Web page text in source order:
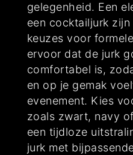
gelegenheid. Een
een cocktailjurk
keuzes voor
ervoor dat de jurk
comfortabel is,
en op je gemak
evenement. Kies
zoals zwart, navy
een tijdloze
jurk met